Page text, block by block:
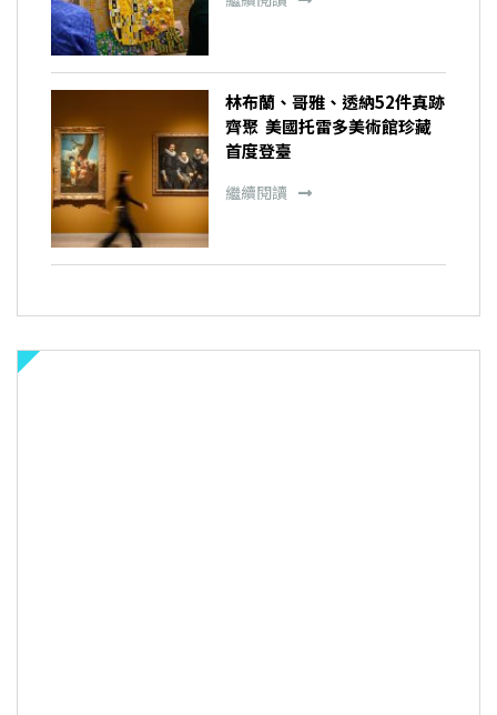
林布蘭、哥雅、透納52件真跡
齊聚 美國托雷多美術館珍藏
首度登臺
繼續閱讀